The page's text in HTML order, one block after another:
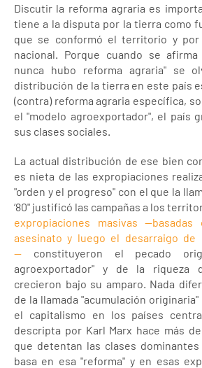
Discutir la reforma agraria es
tiene a la disputa por la tierra como
que se conformó el territorio y
nacional. Porque cuando se
nunca hubo reforma agraria" se
distribución de la tierra en este país
(contra) reforma agraria específica,
el "modelo agroexportador", el país
sus clases sociales.
La actual distribución de ese bien
es nieta de las expropiaciones
"orden y el progreso" con el que la
‘80" justificó las campañas a los
expropiaciones masivas
asesinato y luego el desarraigo de
— constituyeron el pecado
agroexportador" y de la riqueza
crecieron bajo su amparo. Nada
de la llamada "acumulación
el capitalismo en los países
descripta por Karl Marx hace más
que detentan las clases
basa en esa "reforma" y en esas